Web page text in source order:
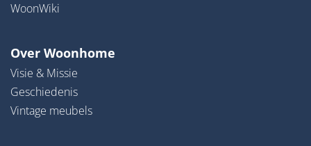
WoonWiki
Over Woonhome
Visie & Missie
Geschiedenis
Vintage meubels